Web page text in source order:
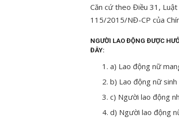
Căn cứ theo Điều 31,
115/2015/NĐ-CP của
NGƯỜI LAO ĐỘNG ĐƯỢC
ĐÂY:
a) Lao động nữ
b) Lao động nữ sinh
c) Người lao động
d) Người lao động